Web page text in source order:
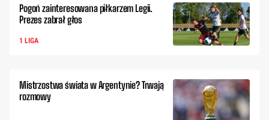
Pogoń zainteresowana piłkarzem Legii.
Prezes zabrał głos
1 LIGA
Mistrzostwa świata w Argentynie? Trwają
rozmowy